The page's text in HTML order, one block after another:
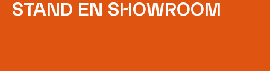
STAND EN SHOWROOM